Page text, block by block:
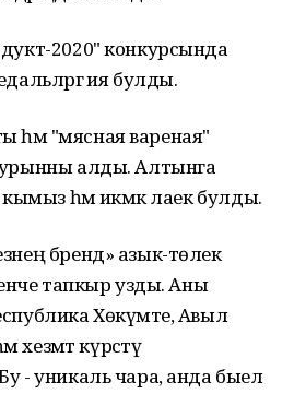
2020" конкурсында
ия булды.
һәм "мясная вареная"
алды. Алтынга
һәм икмәк лаек булды.
бренд» азык-төлек
тапкыр узды. Аны
Хөкүмәте, Авыл
хезмәт күрсәтү
- уникаль чара, анда быел